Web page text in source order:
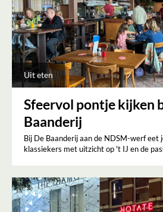
Uit eten
Sfeervol pontje kijken
Baanderij
Bij De Baanderij aan de NDSM-werf eet
klassiekers met uitzicht op 't IJ en de